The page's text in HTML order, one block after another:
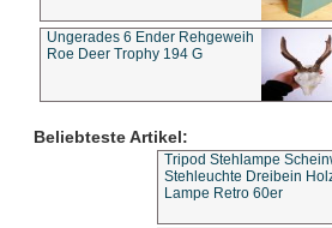
Ungerades 6 Ender Rehgeweih
Roe Deer Trophy 194 G
Beliebteste Artikel:
Tripod Stehlampe
Stehleuchte Dreibein
Lampe Retro 60er